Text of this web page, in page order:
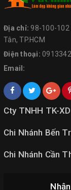
Địa chỉ: 98-100-102
Tân, TP.HCM
Điện thoại:
Email:
Cty TNHH TK-
Chi Nhánh Bến
Chi Nhánh Cần